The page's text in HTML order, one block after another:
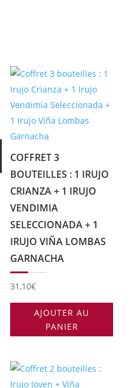
Ce
produit
plusieurs
options
peuvent
être
COFFRET 3
BOUTEILLES : 1 IRUJO
CRIANZA + 1 IRUJO
VENDIMIA
SELECCIONADA + 1
IRUJO VIÑA LOMBAS
GARNACHA
31,10€
AJOUTER AU
PANIER